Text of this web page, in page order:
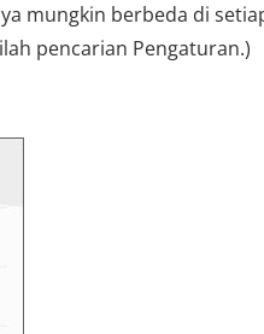
mungkin berbeda di
pencarian Pengaturan.)